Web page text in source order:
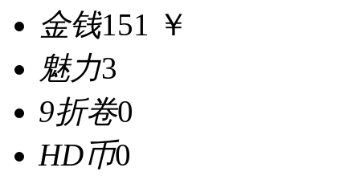
金钱151 ￥
魅力3
9折卷0
HD币0